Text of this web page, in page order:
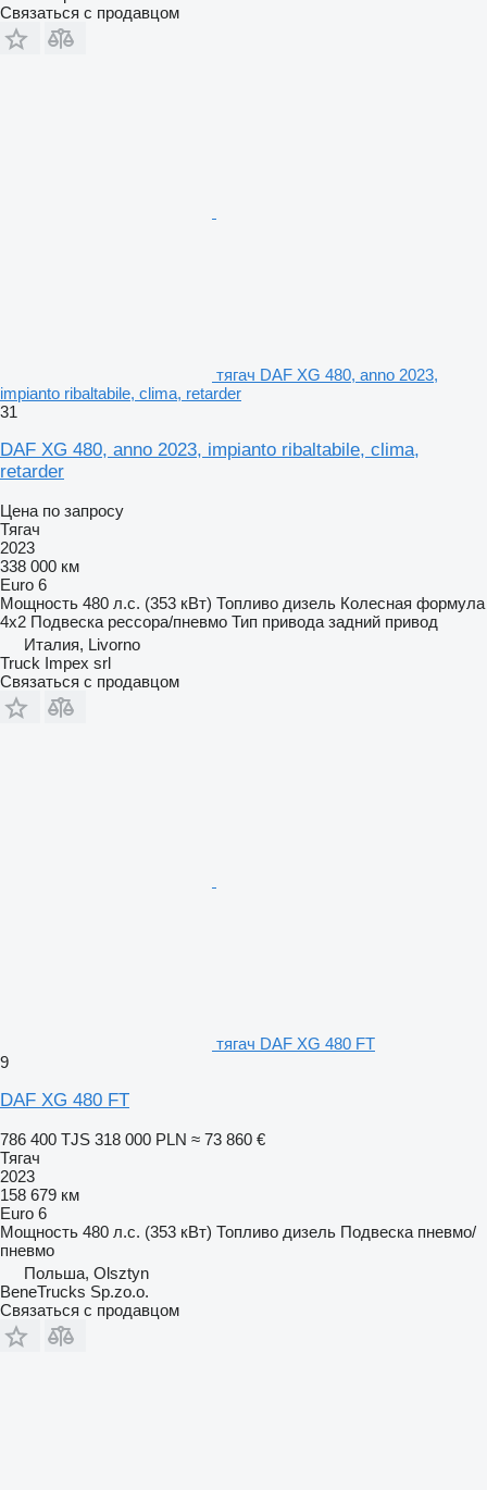
Связаться с продавцом
тягач DAF XG 480, anno 2023,
impianto ribaltabile, clima, retarder
31
DAF XG 480, anno 2023, impianto ribaltabile, clima,
retarder
Цена по запросу
Тягач
2023
338 000 км
Euro 6
Мощность 480 л.с. (353 кВт) Топливо дизель Колесная формула
4x2 Подвеска рессора/пневмо Тип привода задний привод
Италия, Livorno
Truck Impex srl
Связаться с продавцом
тягач DAF XG 480 FT
9
DAF XG 480 FT
786 400 TJS 318 000 PLN ≈ 73 860 €
Тягач
2023
158 679 км
Euro 6
Мощность 480 л.с. (353 кВт) Топливо дизель Подвеска пневмо/
пневмо
Польша, Olsztyn
BeneTrucks Sp.zo.o.
Связаться с продавцом